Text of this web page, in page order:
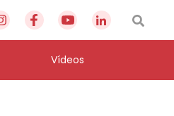
Vídeos